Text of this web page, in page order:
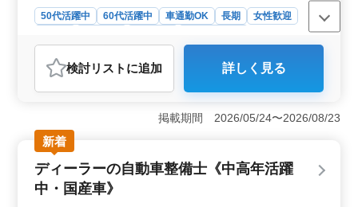
方 （検査員資格あれば尚◎） ・整備の経験
が5年以上ある方 ・岡谷市、もしくは周辺に
ております！
50代活躍中 60代活躍中 車通勤OK 長期
女性歓迎
おすすめポイント
＜働く環境＞ 岡谷市銀座に位置する当自動車整備工場
は地域密着型の職場です。50代以上の方々が活躍し、車
わりたい方に最適な環境です。 ＜業務内容＞ 自動
車整備士として定期点検整備や納車整備、車検対応など
の業務を行います。部品の交換やトラブルシューティン
グ、お客様対応など幅広い業務に携わることができま
す。自動車整備経験が5年以上あり、自動車免許をお持ち
の方を歓迎します。 ＜給与・福利厚生＞ 年収は300
検討リスト に追加 詳しく見る
掲載期間 2026/05/24〜2026/08/23
新着
ディーラーの自動車整備士《中高年活躍
中・国産車》